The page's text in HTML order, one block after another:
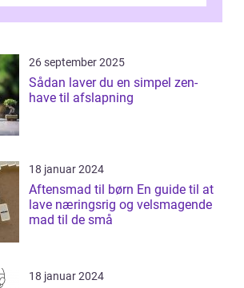
26 september 2025
Sådan laver du en simpel zen-
have til afslapning
18 januar 2024
Aftensmad til børn En guide til at
lave næringsrig og velsmagende
mad til de små
18 januar 2024